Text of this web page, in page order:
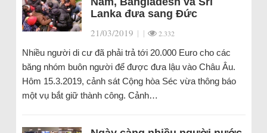
Lanka đưa sang Đức
21/03/2019 | | 2.332
Nhiều người di cư đã phải trả tới 20.000 Euro cho các
băng nhóm buôn người để được đưa lậu vào Châu Âu.
Hôm 15.3.2019, cảnh sát Cộng hòa Séc vừa thông báo
một vụ bắt giữ thành công. Cảnh…